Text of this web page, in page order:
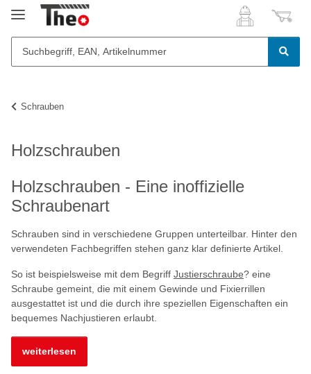
Schrauben
Holzschrauben
Holzschrauben - Eine inoffizielle
Schraubenart
Schrauben sind in verschiedene Gruppen unterteilbar. Hinter den
verwendeten Fachbegriffen stehen ganz klar definierte Artikel.
So ist beispielsweise mit dem Begriff Justierschraube? eine
Schraube gemeint, die mit einem Gewinde und Fixierrillen
ausgestattet ist und die durch ihre speziellen Eigenschaften ein
bequemes Nachjustieren erlaubt.
weiterlesen